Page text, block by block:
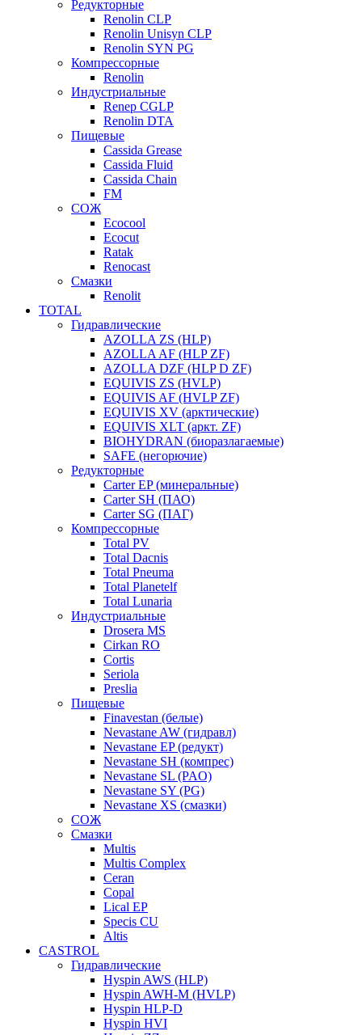
Редукторные
Renolin CLP
Renolin Unisyn CLP
Renolin SYN PG
Компрессорные
Renolin
Индустриальные
Renep CGLP
Renolin DTA
Пищевые
Cassida Grease
Cassida Fluid
Cassida Chain
FM
СОЖ
Ecocool
Ecocut
Ratak
Renocast
Смазки
Renolit
TOTAL
Гидравлические
AZOLLA ZS (HLP)
AZOLLA AF (HLP ZF)
AZOLLA DZF (HLP D ZF)
EQUIVIS ZS (HVLP)
EQUIVIS AF (HVLP ZF)
EQUIVIS XV (арктические)
EQUIVIS XLT (аркт. ZF)
BIOHYDRAN (биоразлагаемые)
SAFE (негорючие)
Редукторные
Carter EP (минеральные)
Carter SH (ПАО)
Carter SG (ПАГ)
Компрессорные
Total PV
Total Dacnis
Total Pneuma
Total Planetelf
Total Lunaria
Индустриальные
Drosera MS
Cirkan RO
Cortis
Seriola
Preslia
Пищевые
Finavestan (белые)
Nevastane AW (гидравл)
Nevastane EP (редукт)
Nevastane SH (компрес)
Nevastane SL (PAO)
Nevastane SY (PG)
Nevastane XS (смазки)
СОЖ
Смазки
Multis
Multis Complex
Ceran
Copal
Lical EP
Specis CU
Altis
CASTROL
Гидравлические
Hyspin AWS (HLP)
Hyspin AWH-M (HVLP)
Hyspin HLP-D
Hyspin HVI